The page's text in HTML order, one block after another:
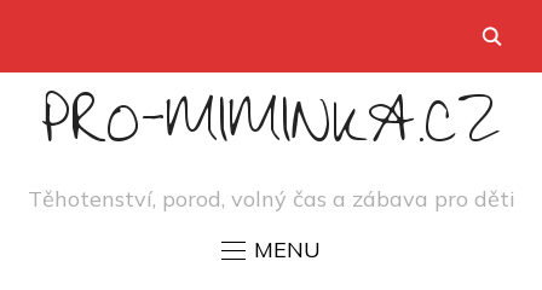
PRO-MIMINKA.CZ
Těhotenství, porod, volný čas a zábava pro děti
MENU